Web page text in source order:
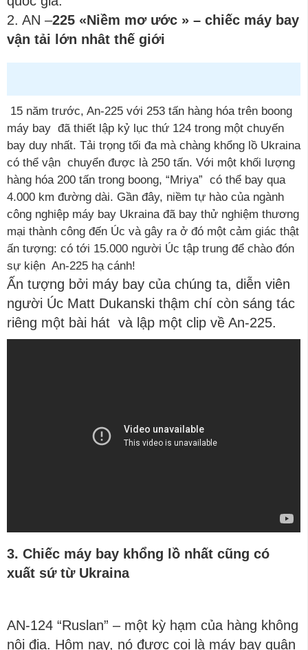
2. AN –225 «Niềm mơ ước » – chiếc máy bay
vận tải lớn nhât thế giới
15 năm trước, An-225 với 253 tấn hàng hóa trên boong
máy bay đã thiết lập kỷ lục thứ 124 trong một chuyến
bay duy nhất. Tải trọng tối đa mà chàng khổng lồ Ukraina
có thể vận chuyển được là 250 tấn. Với một khối lượng
hàng hóa 200 tấn trong boong, “Mriya” có thể bay qua
4.000 km đường dài. Gần đây, niềm tự hào của ngành
công nghiệp máy bay Ukraina đã bay thử nghiệm thương
mại thành công đến Úc và gây ra ở đó một cảm giác thật
ấn tượng: có tới 15.000 người Úc tập trung để chào đón
sự kiện An-225 hạ cánh!
Ấn tượng bởi máy bay của chúng ta, diễn viên
người Úc Matt Dukanski thậm chí còn sáng tác
riêng một bài hát và lập một clip về An-225.
3. Chiếc máy bay khổng lồ nhất cũng có
xuất sứ từ Ukraina
AN-124 “Ruslan” – một kỳ hạm của hàng không
nội địa. Hôm nay, nó được coi là máy bay quân